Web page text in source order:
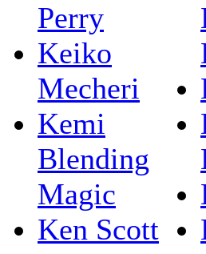
Perry
Keiko
Mecheri
Kemi
Blending
Magic
Ken Scott